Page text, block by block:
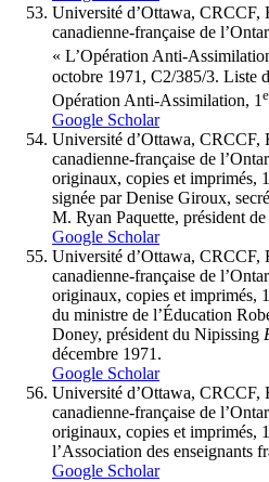
Université d’Ottawa, CRCCF,
canadienne-française de
« L’Opération Anti-
octobre 1971, C2/385/3. Liste
Opération Anti-Assimilation, 1
Google Scholar
Université d’Ottawa, CRCCF,
canadienne-française de
originaux, copies et imprimés,
signée par Denise Giroux,
M. Ryan Paquette, président
Google Scholar
Université d’Ottawa, CRCCF,
canadienne-française de
originaux, copies et imprimés,
du ministre de l’Éducation
Doney, président du Nipissing
décembre 1971.
Google Scholar
Université d’Ottawa, CRCCF,
canadienne-française de
originaux, copies et imprimés,
l’Association des enseignants
Google Scholar